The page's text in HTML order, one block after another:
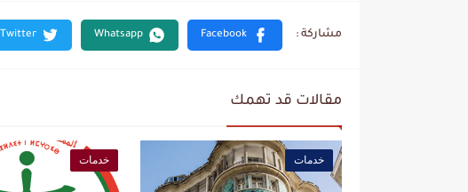
مقالات قد تهمك
خدمات خدمات